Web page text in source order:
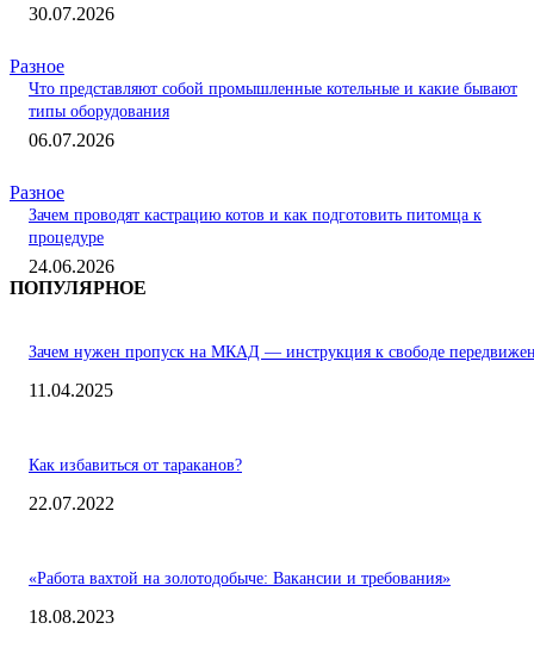
30.07.2026
Разное
Что представляют собой промышленные котельные и какие бывают
типы оборудования
06.07.2026
Разное
Зачем проводят кастрацию котов и как подготовить питомца к
процедуре
24.06.2026
ПОПУЛЯРНОЕ
Зачем нужен пропуск на МКАД — инструкция к свободе
11.04.2025
Как избавиться от тараканов?
22.07.2022
«Работа вахтой на золотодобыче: Вакансии и требования»
18.08.2023